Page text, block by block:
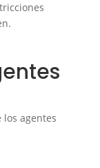
agentes